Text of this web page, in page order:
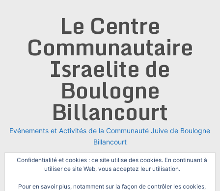
Le Centre
Communautaire
Israelite de
Boulogne
Billancourt
Evénements et Activités de la Communauté Juive de Boulogne
Billancourt
Confidentialité et cookies : ce site utilise des cookies. En continuant à
utiliser ce site Web, vous acceptez leur utilisation.
Pour en savoir plus, notamment sur la façon de contrôler les cookies,